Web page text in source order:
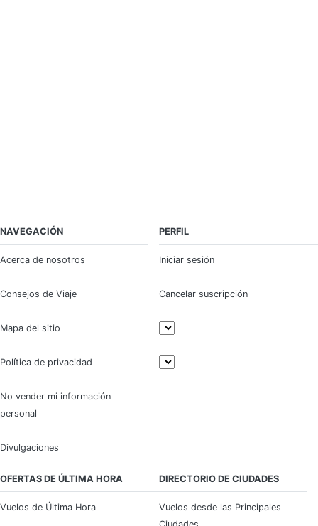
NAVEGACIÓN
Acerca de nosotros
Consejos de Viaje
Mapa del sitio
Política de privacidad
No vender mi información
personal
Divulgaciones
PERFIL
Iniciar sesión
Cancelar suscripción
OFERTAS DE ÚLTIMA HORA
Vuelos de Última Hora
DIRECTORIO DE CIUDADES
Vuelos desde las Principales